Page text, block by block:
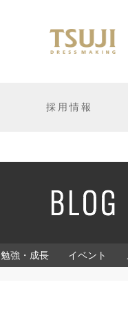
採用情報
勉強・成長 イベント